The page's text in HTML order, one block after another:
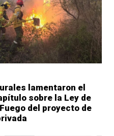
lamentaron el
sobre la Ley de
del proyecto de